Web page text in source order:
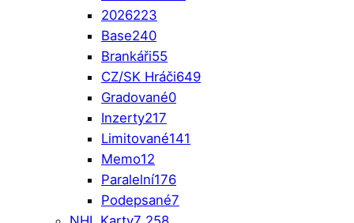
2026223
Base240
Brankáři55
CZ/SK Hráči649
Gradované0
Inzerty217
Limitované141
Memo12
Paralelní176
Podepsané7